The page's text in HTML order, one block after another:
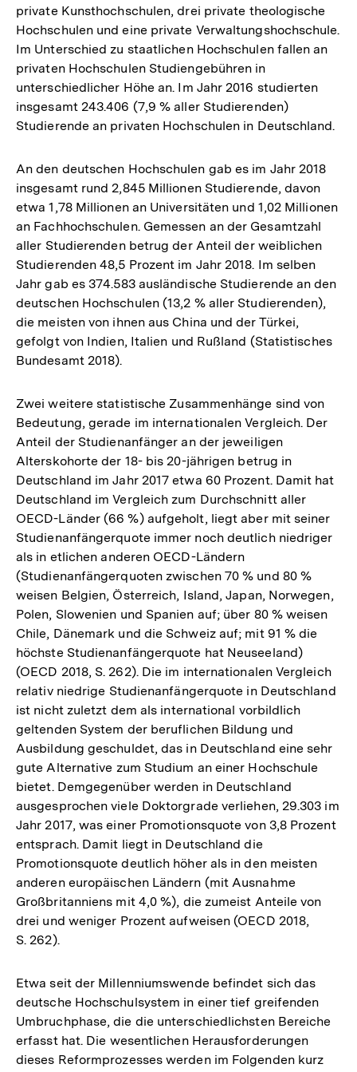
private Kunsthochschulen, drei private theologische
Hochschulen und eine private Verwaltungshochschule.
Im Unterschied zu staatlichen Hochschulen fallen an
privaten Hochschulen Studiengebühren in
unterschiedlicher Höhe an. Im Jahr 2016 studierten
insgesamt 243.406 (7,9 % aller Studierenden)
Studierende an privaten Hochschulen in Deutschland.
An den deutschen Hochschulen gab es im Jahr 2018
insgesamt rund 2,845 Millionen Studierende, davon
etwa 1,78 Millionen an Universitäten und 1,02 Millionen
an Fachhochschulen. Gemessen an der Gesamtzahl
aller Studierenden betrug der Anteil der weiblichen
Studierenden 48,5 Prozent im Jahr 2018. Im selben
Jahr gab es 374.583 ausländische Studierende an den
deutschen Hochschulen (13,2 % aller Studierenden),
die meisten von ihnen aus China und der Türkei,
gefolgt von Indien, Italien und Rußland (Statistisches
Bundesamt 2018).
Zwei weitere statistische Zusammenhänge sind von
Bedeutung, gerade im internationalen Vergleich. Der
Anteil der Studienanfänger an der jeweiligen
Alterskohorte der 18- bis 20-jährigen betrug in
Deutschland im Jahr 2017 etwa 60 Prozent. Damit hat
Deutschland im Vergleich zum Durchschnitt aller
OECD-Länder (66 %) aufgeholt, liegt aber mit seiner
Studienanfängerquote immer noch deutlich niedriger
als in etlichen anderen OECD-Ländern
(Studienanfängerquoten zwischen 70 % und 80 %
weisen Belgien, Österreich, Island, Japan, Norwegen,
Polen, Slowenien und Spanien auf; über 80 % weisen
Chile, Dänemark und die Schweiz auf; mit 91 % die
höchste Studienanfängerquote hat Neuseeland)
(OECD 2018, S. 262). Die im internationalen Vergleich
relativ niedrige Studienanfängerquote in Deutschland
ist nicht zuletzt dem als international vorbildlich
geltenden System der beruflichen Bildung und
Ausbildung geschuldet, das in Deutschland eine sehr
gute Alternative zum Studium an einer Hochschule
bietet. Demgegenüber werden in Deutschland
ausgesprochen viele Doktorgrade verliehen, 29.303 im
Jahr 2017, was einer Promotionsquote von 3,8 Prozent
entsprach. Damit liegt in Deutschland die
Promotionsquote deutlich höher als in den meisten
anderen europäischen Ländern (mit Ausnahme
Großbritanniens mit 4,0 %), die zumeist Anteile von
drei und weniger Prozent aufweisen (OECD 2018,
S. 262).
Etwa seit der Millenniumswende befindet sich das
deutsche Hochschulsystem in einer tief greifenden
Umbruchphase, die die unterschiedlichsten Bereiche
erfasst hat. Die wesentlichen Herausforderungen
dieses Reformprozesses werden im Folgenden kurz